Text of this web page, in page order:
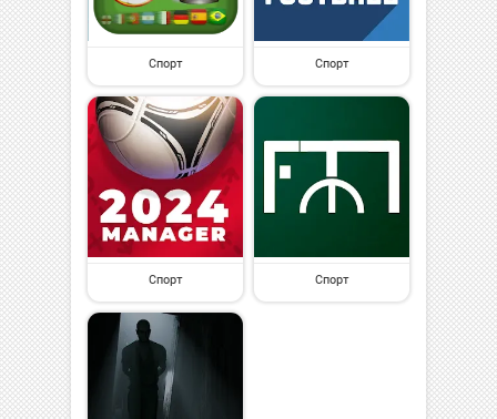
Спорт Спорт
Спорт Спорт